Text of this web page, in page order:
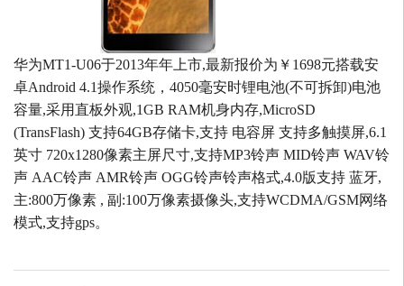
华为MT1-U06于2013年年上市,最新报价为￥1698元搭载安
卓Android 4.1操作系统，4050毫安时锂电池(不可拆卸)电池
容量,采用直板外观,1GB RAM机身内存,MicroSD
(TransFlash) 支持64GB存储卡,支持 电容屏 支持多触摸屏,6.1
英寸 720x1280像素主屏尺寸,支持MP3铃声 MID铃声 WAV铃
声 AAC铃声 AMR铃声 OGG铃声铃声格式,4.0版支持 蓝牙,
主:800万像素 , 副:100万像素摄像头,支持WCDMA/GSM网络
模式,支持gps。